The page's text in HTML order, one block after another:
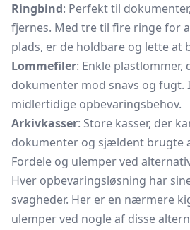
Ringbind: Perfekt til
fjernes. Med tre til fire ringe for
plads, er de holdbare og lette at
Lommefiler: Enkle plastlommer,
dokumenter mod snavs og fugt.
midlertidige opbevaringsbehov.
Arkivkasser: Store kasser, der
dokumenter og sjældent brugte
Fordele og ulemper ved
Hver opbevaringsløsning har
svagheder. Her er en nærmere
ulemper ved nogle af disse